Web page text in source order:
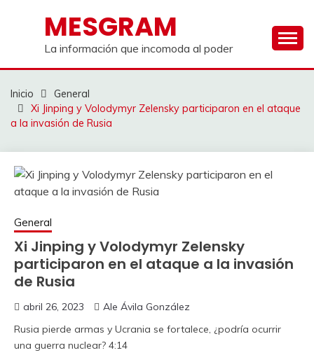
contenidoMESGRAM
La información que incomoda al poder
Inicio
General
Xi Jinping y Volodymyr Zelensky participaron en el ataque
a la invasión de Rusia
General
Xi Jinping y Volodymyr Zelensky
participaron en el ataque a la invasión
de Rusia
abril 26, 2023
Ale Ávila González
Rusia pierde armas y Ucrania se fortalece, ¿podría ocurrir
una guerra nuclear? 4:14